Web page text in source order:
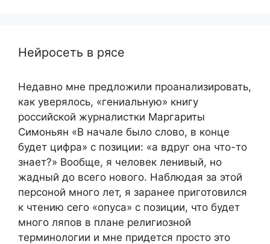
Нейросеть в рясе
Недавно мне предложили проанализировать,
как уверялось, «гениальную» книгу
российской журналистки Маргариты
Симоньян «В начале было слово, в конце
будет цифра» с позиции: «а вдруг она что-то
знает?» Вообще, я человек ленивый, но
жадный до всего нового. Наблюдая за этой
персоной много лет, я заранее приготовился
к чтению сего «опуса» с позиции, что будет
много ляпов в плане религиозной
терминологии и мне придется просто это